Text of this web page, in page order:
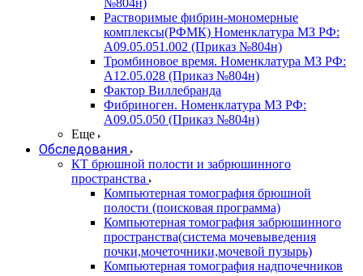
№804н)
Растворимые фибрин-мономерные
комплексы(РФМК) Номенклатура МЗ РФ:
A09.05.051.002 (Приказ №804н)
Тромбиновое время. Номенклатура МЗ РФ:
A12.05.028 (Приказ №804н)
Фактор Виллебранда
Фибриноген. Номенклатура МЗ РФ:
A09.05.050 (Приказ №804н)
Еще
Обследования
КТ брюшной полости и забрюшинного
пространства
Компьютерная томография брюшной
полости (поисковая программа)
Компьютерная томография забрюшинного
пространства(система мочевыведения
почки,мочеточники,мочевой пузырь)
Компьютерная томография надпочечников